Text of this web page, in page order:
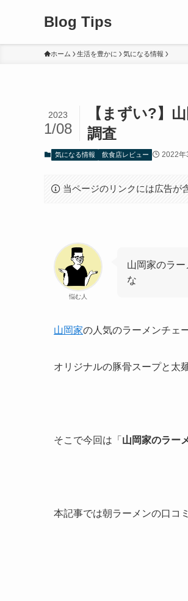
Blog Tips
ホーム 生活を豊かに 気になる情報
【まずい?】
調査
2023
1/08
気になる情報 飲食店レビュー 2022年
当ページのリンクには広告が
悩む人
山岡家のラ
な
山岡家の人気のラーメンチェ
オリジナルの豚骨スープと太
そこで今回は「 山岡家のラー
本記事では朝ラーメンの口コ